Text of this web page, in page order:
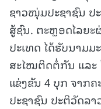
ຊາວໜຸ່ມປະຊາຊົນ ປ
ສູ້ຊົນ. ຕະຫຼອດໄລຍ
ປະເທດ ໄດ້ຮັບນາມ
ສະໄໝຕິດຕໍ່ກັນ ແລະ
ແຂ່ງຂັນ 4 ບຸກ ຈາກ
ປະຊາຊົນ ປະຕິວັດລາ